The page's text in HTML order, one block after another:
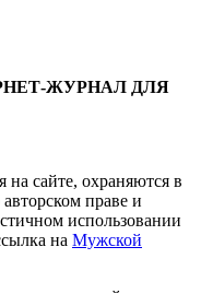
ЖУРНАЛ ДЛЯ
на сайте, охраняются в
авторском праве и
использовании
на Мужской